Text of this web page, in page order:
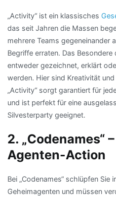
„Activity“ ist ein klassisches
das seit Jahren die Massen
mehrere Teams gegeneinander
Begriffe erraten. Das
entweder gezeichnet, erklärt
werden. Hier sind Kreativität
„Activity“ sorgt garantiert für
und ist perfekt für eine
Silvesterparty geeignet.
2. „Codenames“
Agenten-Action
Bei „Codenames“ schlüpfen Sie
Geheimagenten und müssen